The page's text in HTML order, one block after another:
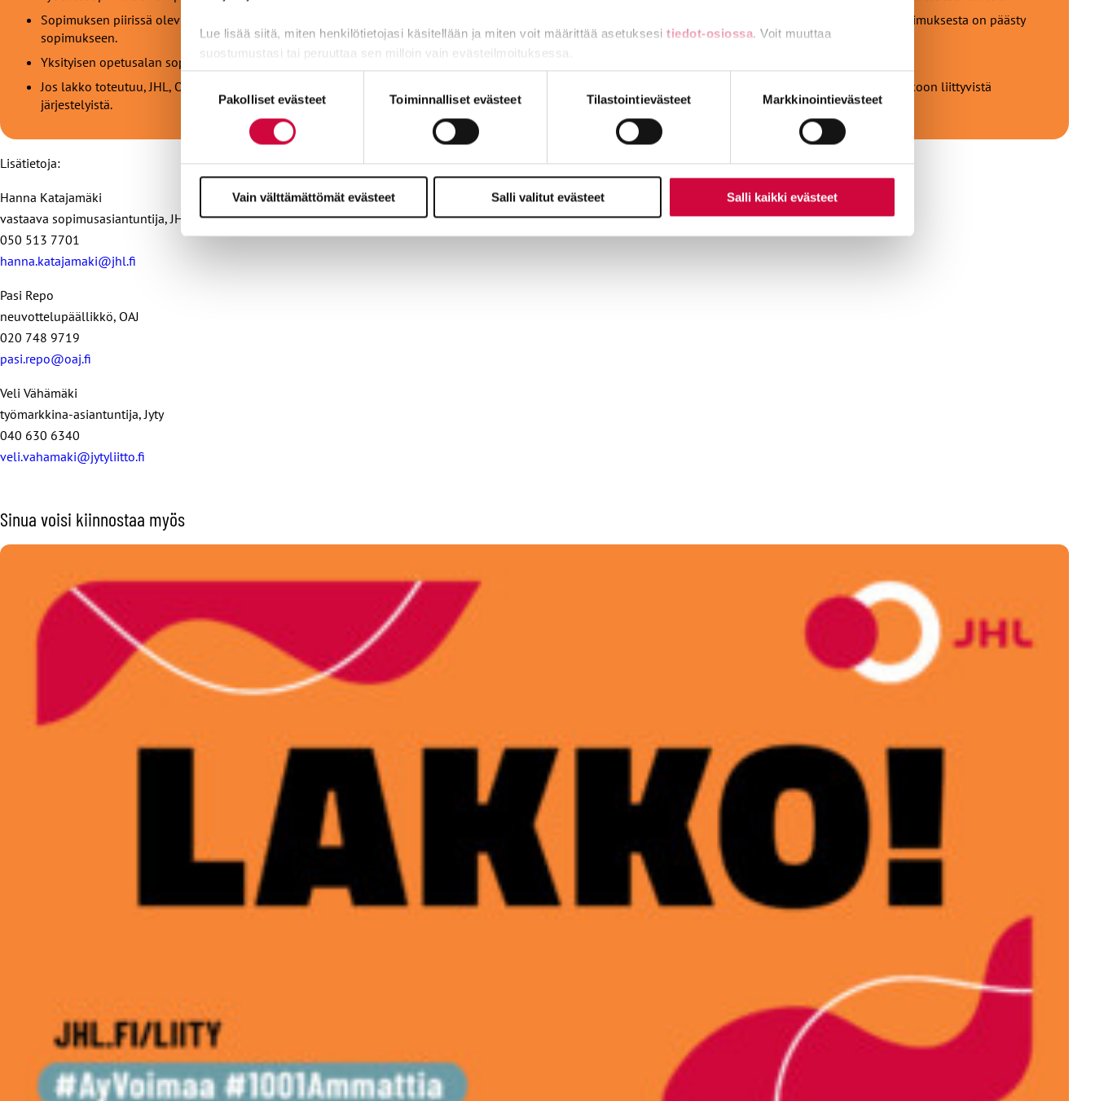
Lue lisää siitä, miten henkilötietojasi käsitellään ja miten voit määrittää asetuksesi tiedot-osiossa. Voit muuttaa
suostumustasi tai peruuttaa sen milloin vain evästeilmoituksessa.
Evästeistä osa on välttämättömiä, osa sivuston toimintaa parantavia, ja osaa käytetään tilastointi- tai
Suostumuksen
Pakolliset evästeet Toiminnalliset evästeet Tilastointievästeet Markkinointievästeet
Vain välttämättömät evästeet Salli valitut evästeet Salli kaikki evästeet
Sopimuksen piirissä olevien työntekijöiden työsuhteiden ehdot pysyvät työehtosopimuksen ns. jälkivaikutuksen takia ennallaan, kunnes uudesta työehtosopimuksesta on päästy
sopimukseen.
Yksityisen opetusalan sopimus koskee opettajien ohella JHL:n ja Jytyn edustamaa oppilaitosten hallinto- ja tukipalveluhenkilöstöä.
Jos lakko toteutuu, JHL, OAJ ja Jyty maksavat lakon piirissä oleville jäsenilleen
. Järjestöt viestivät omissa kanavissa jäsenilleen tarkemmin lakkoon liittyvistä
järjestelyistä.
Lisätietoja:
Hanna Katajamäki
vastaava sopimusasiantuntija, JHL
050 513 7701
hanna.katajamaki@jhl.fi
Pasi Repo
neuvottelupäällikkö, OAJ
020 748 9719
pasi.repo@oaj.fi
Veli Vähämäki
työmarkkina-asiantuntija, Jyty
040 630 6340
veli.vahamaki@jytyliitto.fi
Sinua voisi kiinnostaa myös